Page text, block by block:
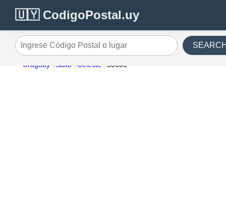
🇺🇾 CodigoPostal.uy
Ingrese Código Postal o lugar
Uruguay Salto Celeste 50000